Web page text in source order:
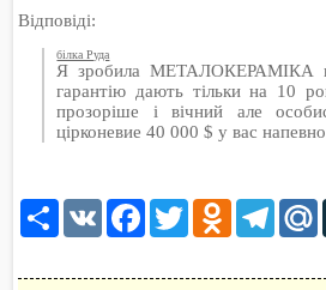
Відповіді:
білка Руда
Я зробила МЕТАЛОКЕРАМІКА
гарантію дають тільки на 10
прозоріше і вічний але
цірконевие 40 000 $ у вас
Share VK Facebook
Twitter